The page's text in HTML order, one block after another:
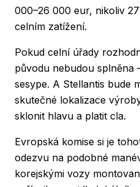
000–26 000 eur, nikoliv
celním zatížení.
Pokud celní úřady
původu nebudou splněna
sesype. A Stellantis bude
skutečné lokalizace
sklonit hlavu a platit cla.
Evropská komise si je
odezvu na podobné
korejskými vozy